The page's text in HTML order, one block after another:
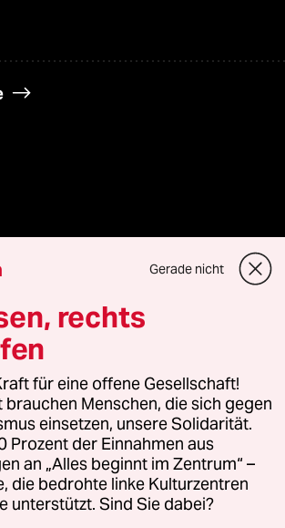
und Vertriebs GmbH
Bei rechtlichen Fragen oder für Genehmigungen
lizenzen@taz.de
Kommune-Richtlinien
Datenschutz Impressum AGB
Gerade nicht
rechts
für eine offene Gesellschaft!
brauchen Menschen, die sich gegen
einsetzen, unsere Solidarität.
Prozent der Einnahmen aus
an „Alles beginnt im Zentrum“ –
die bedrohte linke Kulturzentren
unterstützt. Sind Sie dabei?